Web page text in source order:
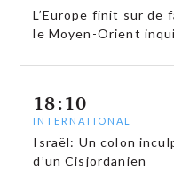
L’Europe finit sur de
le Moyen-Orient
18:10
INTERNATIONAL
Israël: Un colon
d’un Cisjordanien